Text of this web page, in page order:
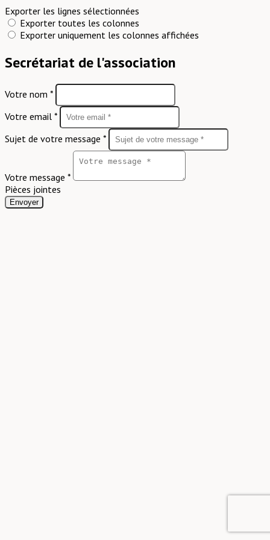
Exporter les lignes sélectionnées
Exporter toutes les colonnes
Exporter uniquement les colonnes affichées
Secrétariat de l'association
Votre nom *
Votre email *
Sujet de votre message *
Votre message *
Pièces jointes
Envoyer